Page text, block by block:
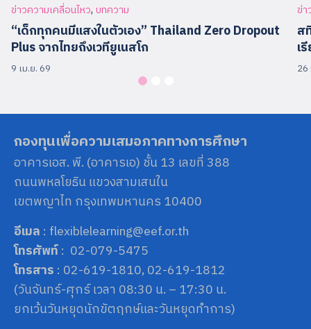
ข่าวความเคลื่อนไหว, บทความ
“เด็กทุกคนมีแสงในตัวเอง” Thailand Zero Dropout
Plus จากไทยถึงเวทียูเนสโก
9 เม.ย. 69
ข่า
ส
เ
26
กองทุนเพื่อความเสมอภาคทางการศึกษา
อาคารเอส. พี. (อาคารเอ) ชั้น 13 เลขที่ 388
ถนนพหลโยธิน แขวงสามเสนใน
เขตพญาไท กรุงเทพมหานคร 10400
อีเมล : flexiblelearning@eef.or.th
โทรศัพท์: 02-079-5475
โทรสาร : 02-619-1810, 02-619-1812
(วันจันทร์-ศุกร์ เวลา 08:30 น. – 17:30 น.
ยกเว้นวันหยุดนักขัตฤกษ์และวันหยุดทำการ)